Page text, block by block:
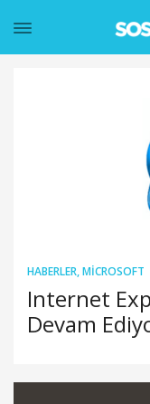
HABERLER,MICROSOFT
Internet
Devam